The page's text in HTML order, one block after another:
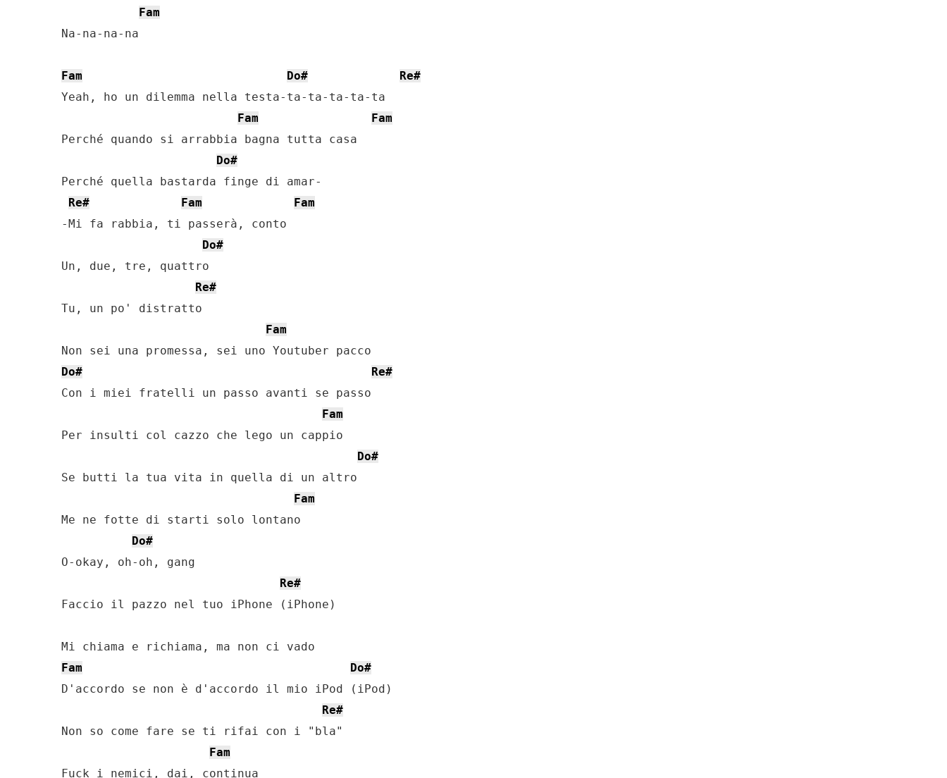
Fam
Na-na-na-na
Fam Do#
Re#
Yeah, ho un dilemma nella testa-ta-ta-ta-ta-ta
Fam
Fam
Perché quando si arrabbia bagna tutta casa
Do#
Perché quella bastarda finge di amar-
Re#
Fam
Fam
-Mi fa rabbia, ti passerà, conto
Do#
Un, due, tre, quattro
Re#
Tu, un po' distratto
Fam
Do#
Re#
Con i miei fratelli un passo avanti se passo
Fam
Per insulti col cazzo che lego un cappio
Do#
Se butti la tua vita in quella di un altro
Fam
Me ne fotte di starti solo lontano
Do#
O-okay, oh-oh, gang
Re#
Faccio il pazzo nel tuo iPhone (iPhone)
Fam
Do#
D'accordo se non è d'accordo il mio iPod (iPod)
Re#
Non so come fare se ti rifai con i "bla"
Fam
Fuck i nemici, dai, continua